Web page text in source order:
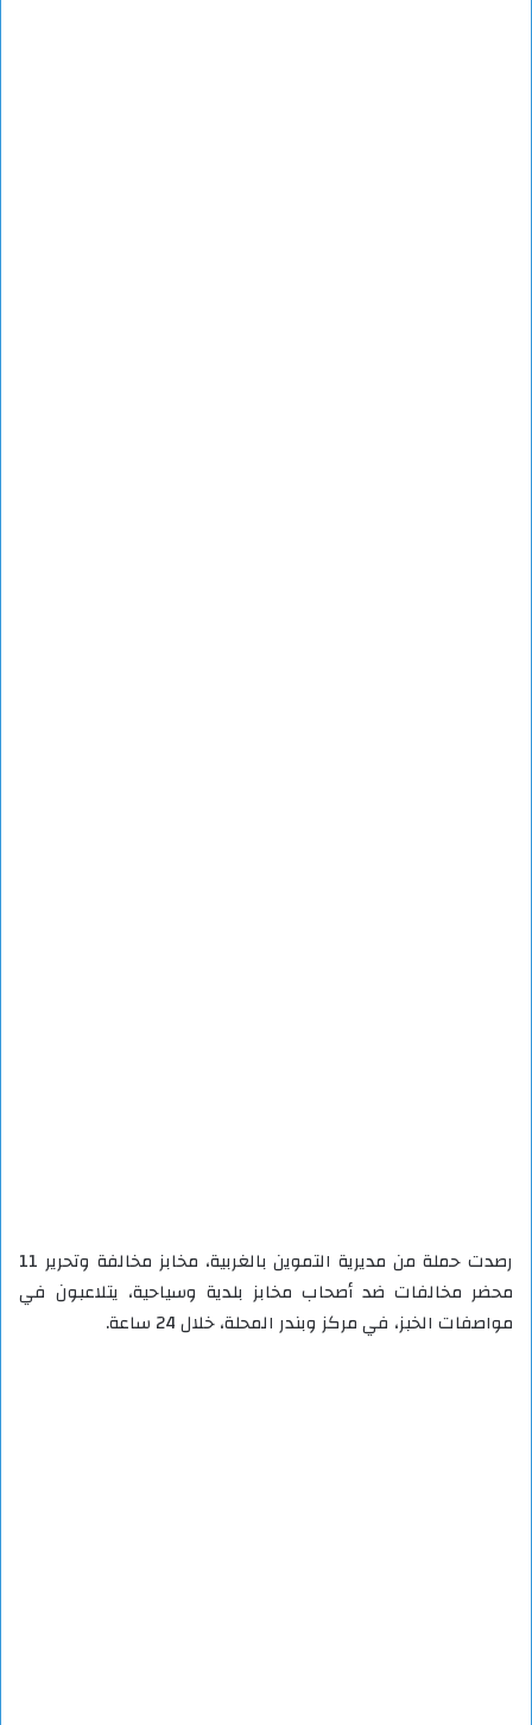
رصدت حملة من مديرية التموين بالغربية، مخابز مخالفة وتحرير 11
محضر مخالفات ضد أصحاب مخابز بلدية وسياحية، يتلاعبون في
مواصفات الخبز، في مركز وبندر المحلة، خلال 24 ساعة.